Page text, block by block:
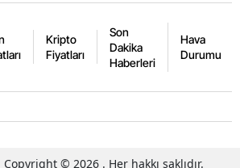
Kripto
Fiyatları
Son
Dakika
Haberleri
Hava
Durumu
Copyright © 2026 . Her hakkı saklıdır.